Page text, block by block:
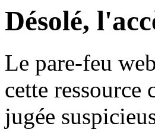
Désolé,
Le pare-feu
cette ressource
jugée